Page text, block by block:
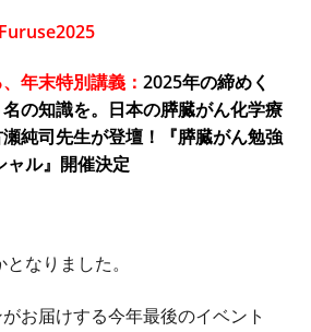
年末特別講義：2025年の締めく
の知識を。日本の膵臓がん化学療
純司先生が登壇！『膵臓がん勉強
ャル』開催決定
なりました。
お届けする今年最後のイベント